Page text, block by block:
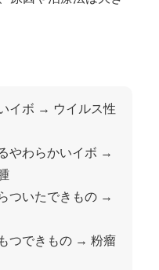
イボ → ウイルス性
やわらかいイボ →
ついたできもの →
つできもの → 粉瘤